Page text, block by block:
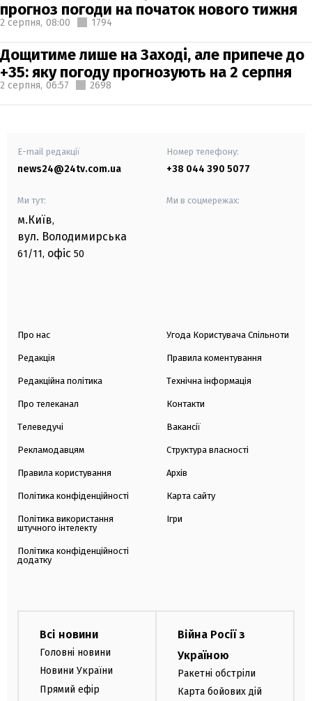
прогноз погоди на початок нового тижня
2 серпня, 08:00 1794
Дощитиме лише на Заході, але припече до
+35: яку погоду прогнозують на 2 серпня
2 серпня, 06:57 2698
E-mail редакції
news24@24tv.com.ua
Номер телефону:
+38 044 390 5077
Ми тут:
м.Київ,
вул. Володимирська
61/11, офіс 50
Ми в соцмережах:
Про нас
Редакція
Редакційна політика
Про телеканал
Телеведучі
Рекламодавцям
Правила користування
Політика конфіденційності
Політика використання
штучного інтелекту
Політика конфіденційності
додатку
Угода Користувача Спільноти
Правила коментування
Технічна інформація
Контакти
Вакансії
Структура власності
Архів
Карта сайту
Ігри
Всі новини
Головні новини
Новини України
Прямий ефір
Війна Росії з
Україною
Ракетні обстріли
Карта бойових дій